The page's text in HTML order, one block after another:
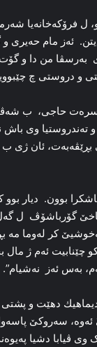
ل فرۆكەخانەیا
ئەز مام حەیری و
من دا و گۆت:
و دروستی چ
حاجی، ب
وی باش
بڕێڤەبەت، ئان
بوون. دیار بوو
گۆرباشۆڤ ل گەل
کر لەوما مە
9 ئەم ھاتین ئاگادار كرن كو
بەس ئەز نەشیام”.
دھێت و پشتی
سەروکێ
وی ڤیابا دشیا